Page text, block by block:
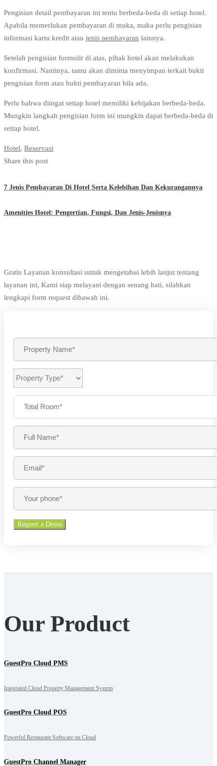
Pengisian detail pembayaran ini tentu berbeda-beda di setiap hotel.
Apabila memerlukan pembayaran di muka, maka perlu pengisian
informasi kartu kredit atau jenis pembayaran lainnya.
Setelah pengisian formulir di atas, pihak hotel akan melakukan
konfirmasi. Nantinya, tamu akan diminta menyimpan terkait bukti
pengisian form atau bukti pembayaran bila ada.
Perlu bahwa diingat setiap hotel memiliki kebijakan berbeda-beda.
Mungkin langkah pengisian form ini mungkin dapat berbeda-beda di
setiap hotel.
Hotel, Reservasi
Share this post
7 Jenis Pembayaran Di Hotel Serta Kelebihan Dan Kekurangannya
Amenities Hotel: Pengertian, Fungsi, Dan Jenis-Jenisnya
Gratis Layanan konsultasi untuk mengetahui lebih lanjut tentang
layanan ini, Kami siap melayani dengan senang hati, silahkan
lengkapi form request dibawah ini.
Our Product
GuestPro Cloud PMS
Integrated Cloud Property Management System
GuestPro Cloud POS
Powerful Restaurant Software on Cloud
GuestPro Channel Manager